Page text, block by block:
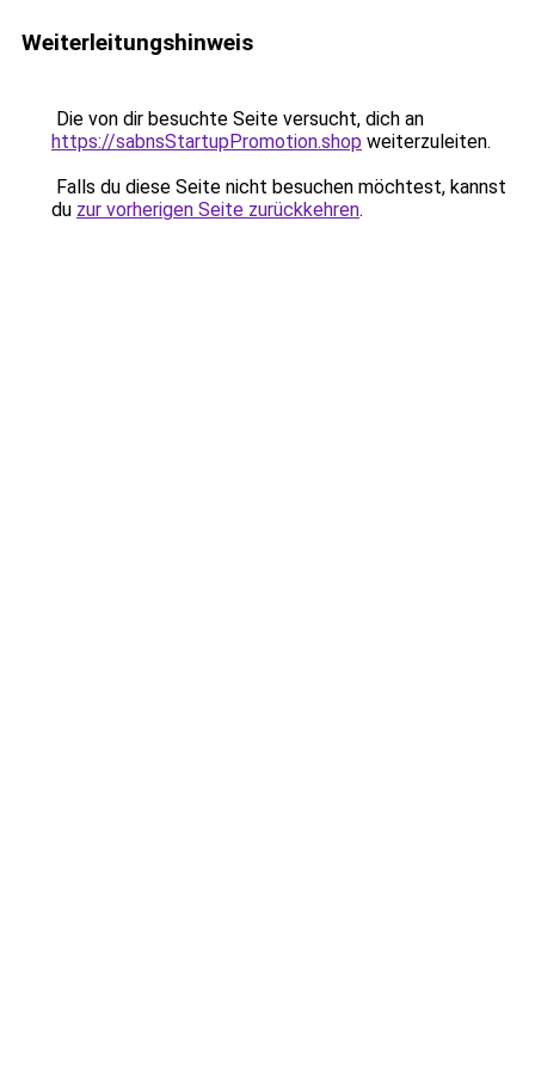
Weiterleitungshinweis
Die von dir besuchte Seite versucht, dich an
https://sabnsStartupPromotion.shop weiterzuleiten.
Falls du diese Seite nicht besuchen möchtest, kannst
du zur vorherigen Seite zurückkehren.